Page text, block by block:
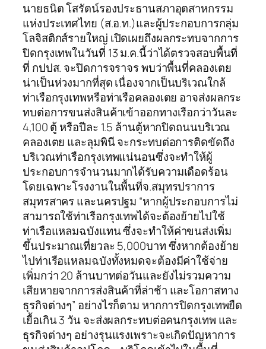
นายธนิต โสรัตน์รองประธานสภาอุตสาหกรรม
แห่งประเทศไทย (ส.อ.ท.)และผู้ประกอบการกลุ่ม
โลจิสติกส์รายใหญ่ เปิดเผยถึงผลกระทบจากการ
ปิดกรุงเทพในวันที่ 13 ม.ค.นี้ว่าได้ตรวจสอบพื้นที่
ที่ กปปส. จะปิดการจราจร พบว่าพื้นที่คลองเตย
น่าเป็นห่วงมากที่สุด เนื่องจากเป็นบริเวณใกล้
ท่าเรือกรุงเทพหรือท่าเรือคลองเตย อาจส่งผลกระ
ทบต่อการขนส่งสินค้าเข้าออกทางเรือกว่าวันละ
4,100 ตู้ หรือปีละ 1.5 ล้านตู้หากปิดถนนบริเวณ
คลองเตย และลุมพินี จะกระทบต่อการติดขัดถึง
บริเวณท่าเรือกรุงเทพแน่นอนซึ่งจะทำให้ผู้
ประกอบการจำนวนมากได้รับความเดือดร้อน
โดยเฉพาะโรงงานในพื้นที่จ.สมุทรปราการ
สมุทรสาคร และนครปฐม “หากผู้ประกอบการไม่
สามารถใช้ท่าเรือกรุงเทพได้จะต้องย้ายไปใช้
ท่าเรือแหลมฉบังแทน ซึ่งจะทำให้ค่าขนส่งเพิ่ม
ขึ้นประมาณเที่ยวละ 5,000บาท ซึ่งหากต้องย้าย
ไปท่าเรือแหลมฉบังทั้งหมดจะต้องมีค่าใช้จ่าย
เพิ่มกว่า 20 ล้านบาทต่อวันและยังไม่รวมความ
เสียหายจากการส่งสินค้าที่ล่าช้า และโอกาสทาง
ธุรกิจต่างๆ” อย่างไรก็ตาม หากการปิดกรุงเทพยืด
เยื้อเกิน 3 วัน จะส่งผลกระทบต่อคนกรุงเทพ และ
ธุรกิจต่างๆ อย่างรุนแรงเพราะจะเกิดปัญหาการ